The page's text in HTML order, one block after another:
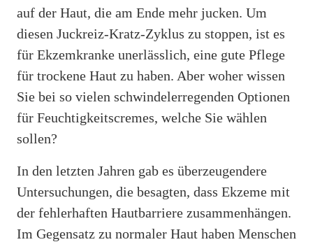
auf der Haut, die am Ende mehr jucken. Um
diesen Juckreiz-Kratz-Zyklus zu stoppen, ist es
für Ekzemkranke unerlässlich, eine gute Pflege
für trockene Haut zu haben. Aber woher wissen
Sie bei so vielen schwindelerregenden Optionen
für Feuchtigkeitscremes, welche Sie wählen
sollen?
In den letzten Jahren gab es überzeugendere
Untersuchungen, die besagten, dass Ekzeme mit
der fehlerhaften Hautbarriere zusammenhängen.
Im Gegensatz zu normaler Haut haben Menschen